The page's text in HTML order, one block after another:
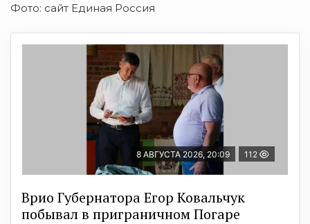
Фото: сайт Единая Россия
8 АВГУСТА 2026, 20:09 112
Врио Губернатора Егор Ковальчук
побывал в приграничном Погаре